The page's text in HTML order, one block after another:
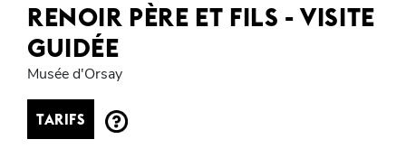
RENOIR PÈRE ET FILS - VISITE
GUIDÉE
Musée d'Orsay
TARIFS